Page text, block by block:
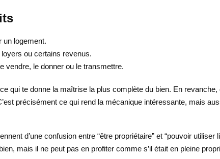
un logement.
ou certains revenus.
vendre, le donner ou le transmettre.
qui te donne la maîtrise la plus complète du bien. En
précisément ce qui rend la mécanique intéressante, mais
d’une confusion entre “être propriétaire” et “pouvoir
mais il ne peut pas en profiter comme s’il était en pleine